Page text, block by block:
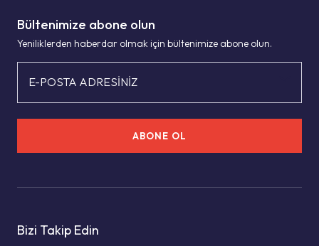
Bültenimize abone olun
Yeniliklerden haberdar olmak için bültenimize abone olun.
E-POSTA ADRESİNİZ
ABONE OL
Bizi Takip Edin